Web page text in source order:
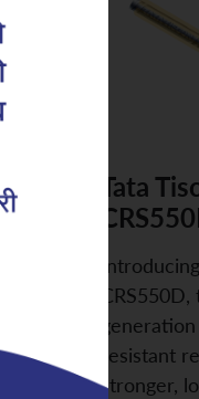
Tata
resistant
stronger,